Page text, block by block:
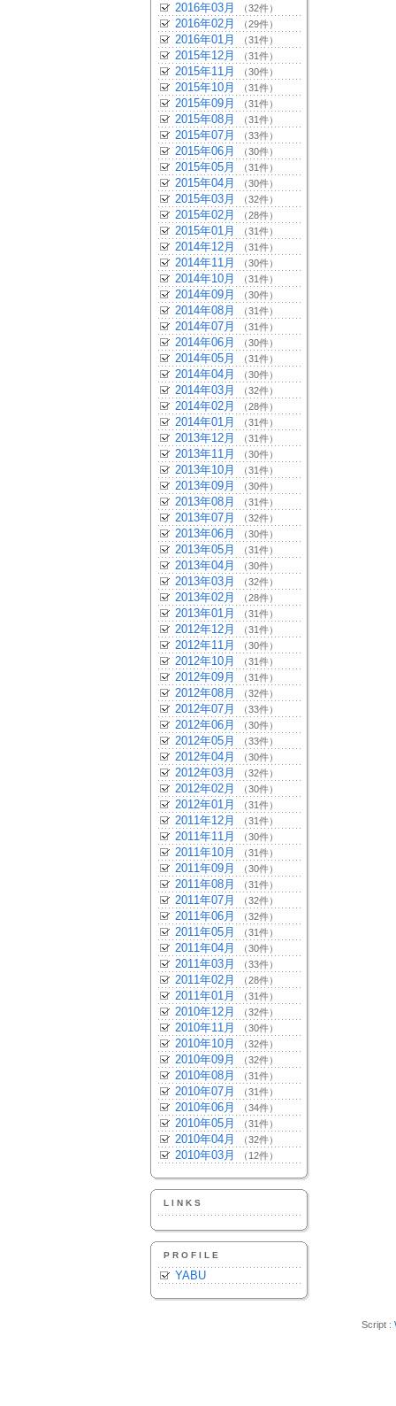
2016年03月 （32件）
2016年02月 （29件）
2016年01月 （31件）
2015年12月 （31件）
2015年11月 （30件）
2015年10月 （31件）
2015年09月 （31件）
2015年08月 （31件）
2015年07月 （33件）
2015年06月 （30件）
2015年05月 （31件）
2015年04月 （30件）
2015年03月 （32件）
2015年02月 （28件）
2015年01月 （31件）
2014年12月 （31件）
2014年11月 （30件）
2014年10月 （31件）
2014年09月 （30件）
2014年08月 （31件）
2014年07月 （31件）
2014年06月 （30件）
2014年05月 （31件）
2014年04月 （30件）
2014年03月 （32件）
2014年02月 （28件）
2014年01月 （31件）
2013年12月 （31件）
2013年11月 （30件）
2013年10月 （31件）
2013年09月 （30件）
2013年08月 （31件）
2013年07月 （32件）
2013年06月 （30件）
2013年05月 （31件）
2013年04月 （30件）
2013年03月 （32件）
2013年02月 （28件）
2013年01月 （31件）
2012年12月 （31件）
2012年11月 （30件）
2012年10月 （31件）
2012年09月 （31件）
2012年08月 （32件）
2012年07月 （33件）
2012年06月 （30件）
2012年05月 （33件）
2012年04月 （30件）
2012年03月 （32件）
2012年02月 （30件）
2012年01月 （31件）
2011年12月 （31件）
2011年11月 （30件）
2011年10月 （31件）
2011年09月 （30件）
2011年08月 （31件）
2011年07月 （32件）
2011年06月 （32件）
2011年05月 （31件）
2011年04月 （30件）
2011年03月 （33件）
2011年02月 （28件）
2011年01月 （31件）
2010年12月 （32件）
2010年11月 （30件）
2010年10月 （32件）
2010年09月 （32件）
2010年08月 （31件）
2010年07月 （31件）
2010年06月 （34件）
2010年05月 （31件）
2010年04月 （32件）
2010年03月 （12件）
LINKS
PROFILE
YABU
Script :